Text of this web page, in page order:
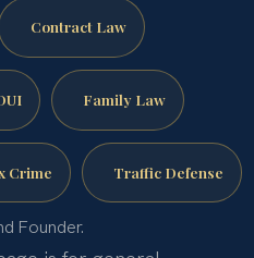
Contract Law
Family Law
Crime Traffic Defense
Founder.